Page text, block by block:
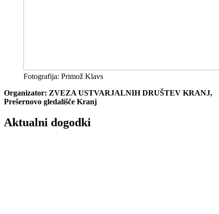
Fotografija: Primož Klavs
Organizator: ZVEZA USTVARJALNIH DRUŠTEV KRANJ,
Prešernovo gledališče Kranj
Aktualni dogodki